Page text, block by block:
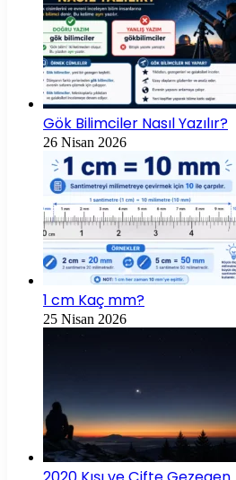
Gök Bilimciler Nasıl Yazılır?
26 Nisan 2026
1 cm Kaç mm?
25 Nisan 2026